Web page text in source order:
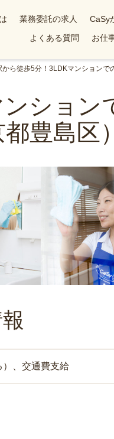
業務委託の求人 CaSy
よくある質問
お仕
から徒歩5分！3LDKマンションで
ション
豊島区）
）、交通費支給